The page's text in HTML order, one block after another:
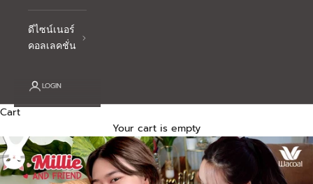
ดีไซน์เนอร์
คอลเลคชั่น
LOGIN
Cart
Your cart is empty